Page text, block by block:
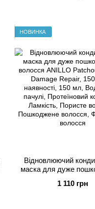
НОВИНКА
Відновлюючий
маска для дуже
Damage Repair,
1 110 грн